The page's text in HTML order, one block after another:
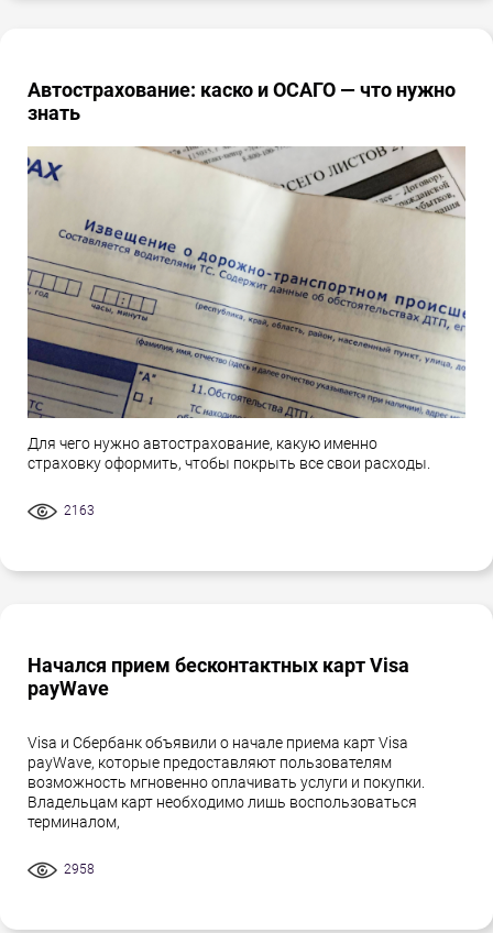
Автострахование: каско и ОСАГО — что нужно
знать
Для чего нужно автострахование, какую именно
страховку оформить, чтобы покрыть все свои расходы.
2163
Начался прием бесконтактных карт Visa
payWave
Visa и Сбербанк объявили о начале приема карт Visa
payWave, которые предоставляют пользователям
возможность мгновенно оплачивать услуги и покупки.
Владельцам карт необходимо лишь воспользоваться
терминалом,
2958